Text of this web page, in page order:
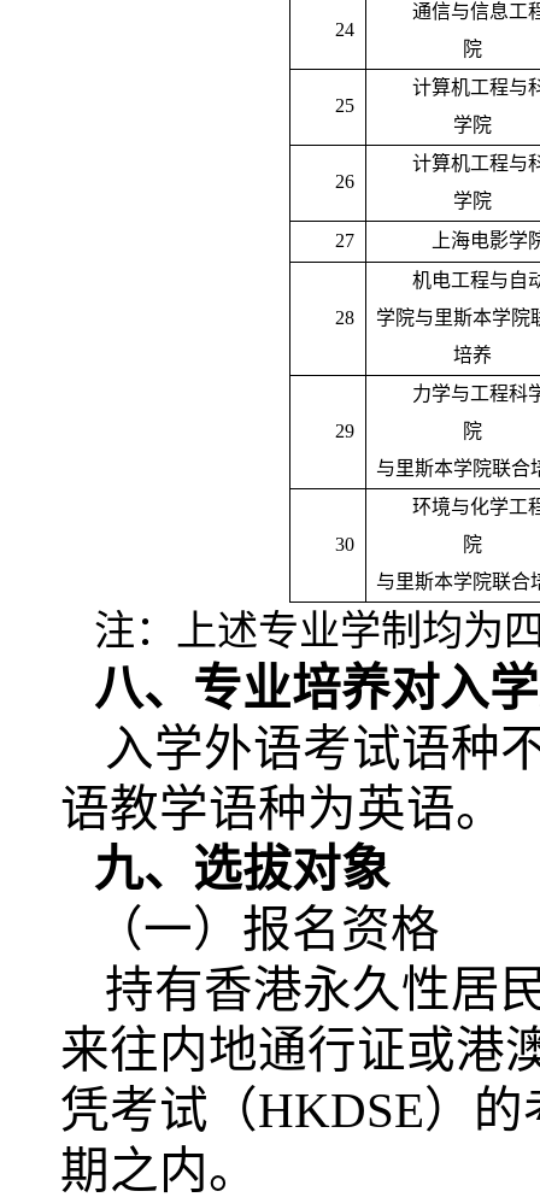
24
通信与信息工
院
25
计算机工程与
学院
26
计算机工程与
学院
27
上海电影学
28
机电工程与自
学院与里斯本学院
培养
29
力学与工程科
院
与里斯本学院联合
30
环境与化学工
院
与里斯本学院联合
注：上述专业学制均为
八、专业培养对入
入学外语考试语种
语教学语种为英语。
九、选拔对象
（一）报名资格
持有香港永久性居
来往内地通行证或港
凭考试（HKDSE）
期之内。